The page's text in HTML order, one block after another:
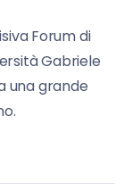
Forum di
Gabriele
una grande